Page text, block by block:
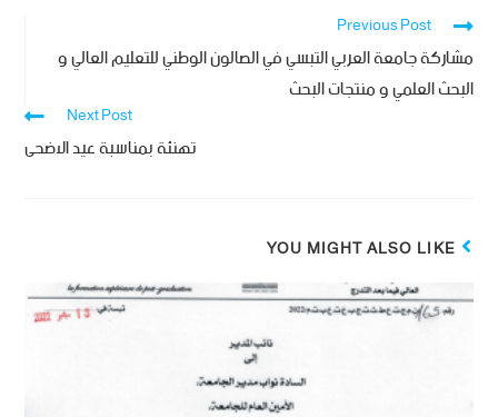
Previous Post
مشاركة جامعة العربي التبسي في الصالون الوطني للتعليم العالي و
البحث العلمي و منتجات البحث
Next Post
تهنئة بمناسبة عيد الاضحى
YOU MIGHT ALSO LIKE